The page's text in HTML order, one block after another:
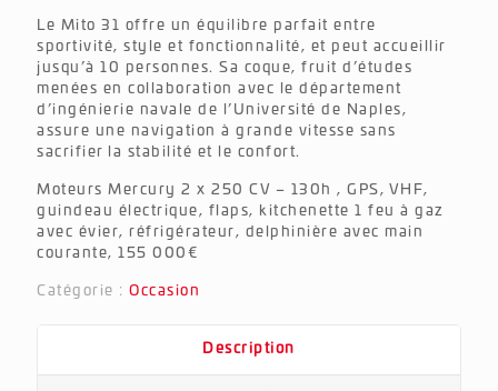
5
basé
sur
notations
client
Le Mito 31 offre un équilibre parfait entre
sportivité, style et fonctionnalité, et peut accueillir
jusqu’à 10 personnes. Sa coque, fruit d’études
menées en collaboration avec le département
d’ingénierie navale de l’Université de Naples,
assure une navigation à grande vitesse sans
sacrifier la stabilité et le confort.
Moteurs Mercury 2 x 250 CV – 130h , GPS, VHF,
guindeau électrique, flaps, kitchenette 1 feu à gaz
avec évier, réfrigérateur, delphinière avec main
courante, 155 000€
Catégorie : Occasion
Description